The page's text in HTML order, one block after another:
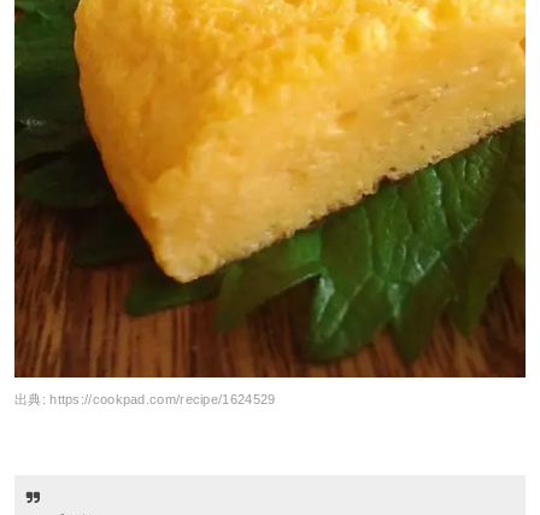
出典:https://cookpad.com/recipe/1624529